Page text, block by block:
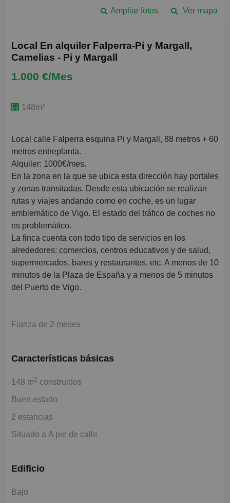
Ver mapa
Ampliar fotos
Local En alquiler Falperra-Pi y Margall,
Camelias - Pi y Margall
1.000 €/Mes
148m²
Local calle Falperra esquina Pi y Margall, 88 metros + 60
metros entreplanta.
Alquiler: 1000€/mes.
En la zona en la que se ubica esta dirección hay portales
y zonas transitadas. Desde esta ubicación se realizan
rutas y viajes andando como en coche, es un lugar
emblemático de Vigo. El estado del tráfico de coches no
es problemático.
La finca cuenta con todo tipo de servicios en los
alrededores: comercios, centros educativos y de salud,
supermercados, bares y restaurantes, etc. A menos de 10
minutos de la Plaza de España y a menos de 5 minutos
del Puerto de Vigo.
Fianza de 2 meses
Características básicas
148 m2 construidos
Buen estado
2 estancias
Situado a A pie de calle
Edificio
Bajo